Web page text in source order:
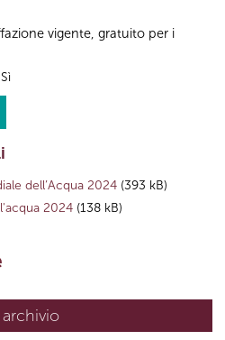
vigente, gratuito per i
Sì
dell’Acqua 2024 (393 kB)
2024 (138 kB)
archivio